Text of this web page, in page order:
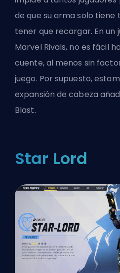
de que su arma solo tiene
tener que recargar. En
Marvel Rivals, no es fácil
cuente, al menos sin
juego. Por supuesto,
expansión de cabeza
Blast.
Star Lord